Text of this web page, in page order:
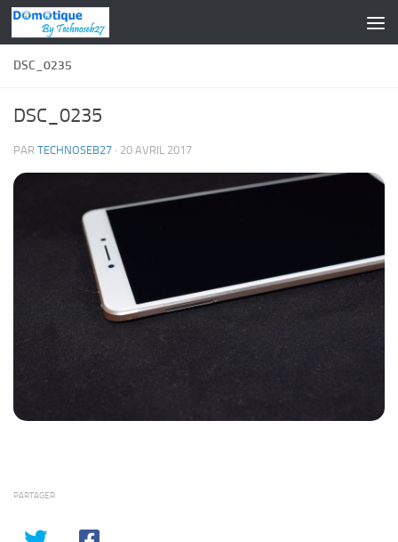
Skip to content
DSC_0235
DSC_0235
PAR TECHNOSEB27 · 20 AVRIL 2017
PARTAGER